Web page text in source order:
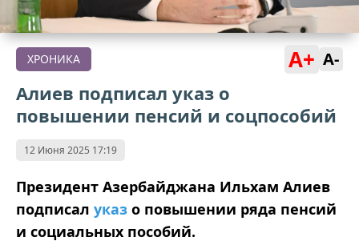
ХРОНИКА A+ A-
Алиев подписал указ о
повышении пенсий и соцпособий
12 Июня 2025 17:19
Президент Азербайджана Ильхам Алиев
подписал указ о повышении ряда пенсий
и социальных пособий.